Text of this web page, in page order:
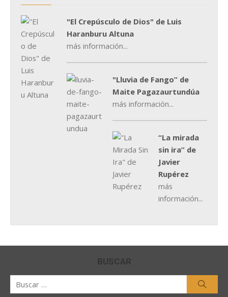
"El Crepúsculo de Dios" de Luis
Haranburu Altuna
más información...
"Lluvia de Fango” de
Maite Pagazaurtundúa
más información...
“La mirada
sin ira” de
Javier
Rupérez
más
información...
BUSCAR
Buscar